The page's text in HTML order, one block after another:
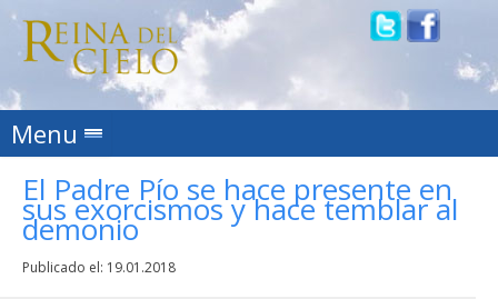
Menu Skip to content
El Padre Pío se hace presente en
sus exorcismos y hace temblar al
demonio
Publicado el: 19.01.2018